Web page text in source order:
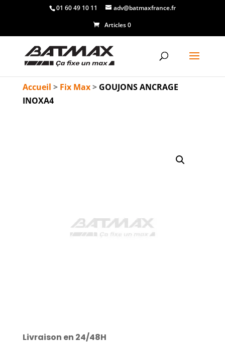
01 60 49 10 11
adv@batmaxfrance.fr
Articles 0
Accueil > Fix Max> GOUJONS ANCRAGE
INOXA4
Livraison en 24/48H